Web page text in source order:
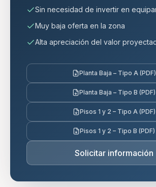
Sin necesidad de invertir en
Muy baja oferta en la zona
Alta apreciación del valor
Planta Baja – Tipo A (PDF)
Planta Baja – Tipo B (PDF)
Pisos 1 y 2 – Tipo A (PDF)
Pisos 1 y 2 – Tipo B (PDF)
Solicitar información